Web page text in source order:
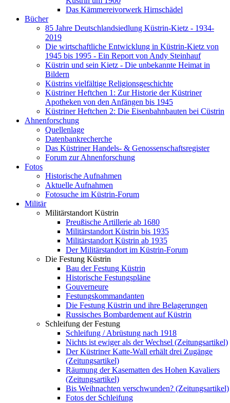
Das Kämmereivorwerk Hirnschädel
Bücher
85 Jahre Deutschlandsiedlung Küstrin-Kietz - 1934-
2019
Die wirtschaftliche Entwicklung in Küstrin-Kietz von
1945 bis 1995 - Ein Report von Andy Steinhauf
Küstrin und sein Kietz - Die unbekannte Heimat in
Bildern
Küstrins vielfältige Religionsgeschichte
Küstriner Heftchen 1: Zur Historie der Küstriner
Apotheken von den Anfängen bis 1945
Küstriner Heftchen 2: Die Eisenbahnbauten bei Cüstrin
Ahnenforschung
Quellenlage
Datenbankrecherche
Das Küstriner Handels- & Genossenschaftsregister
Forum zur Ahnenforschung
Fotos
Historische Aufnahmen
Aktuelle Aufnahmen
Fotosuche im Küstrin-Forum
Militär
Militärstandort Küstrin
Preußische Artillerie ab 1680
Militärstandort Küstrin bis 1935
Militärstandort Küstrin ab 1935
Der Militärstandort im Küstrin-Forum
Die Festung Küstrin
Bau der Festung Küstrin
Historische Festungspläne
Gouverneure
Festungskommandanten
Die Festung Küstrin und ihre Belagerungen
Russisches Bombardement auf Küstrin
Schleifung der Festung
Schleifung / Abrüstung nach 1918
Nichts ist ewiger als der Wechsel (Zeitungsartikel)
Der Küstriner Katte-Wall erhält drei Zugänge
(Zeitungsartikel)
Räumung der Kasematten des Hohen Kavaliers
(Zeitungsartikel)
Bis Weihnachten verschwunden? (Zeitungsartikel)
Fotos der Schleifung